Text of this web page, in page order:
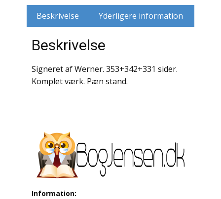
Krige / Slag
Litteraturhistorie
Lokalhistorie / Topografi
Beskrivelse Yderligere information
Beskrivelse
Signeret af Werner. 353+342+331 sider.
Komplet værk. Pæn stand.
Information: